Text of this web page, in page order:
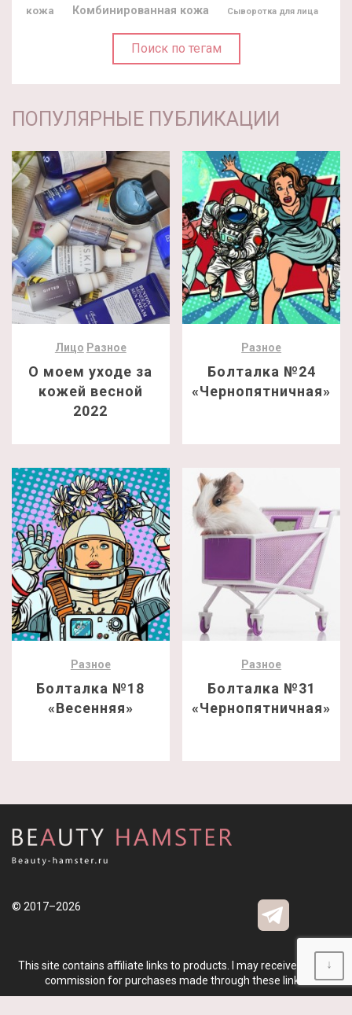
кожа
Комбинированная кожа Сыворотка для лица
Поиск по тегам
ПОПУЛЯРНЫЕ ПУБЛИКАЦИИ
Лицо Разное
О моем уходе за
кожей весной
2022
Разное
Болталка №24
«Чернопятничная»
Разное
Болталка №18
«Весенняя»
Разное
Болталка №31
«Чернопятничная»
© 2017–2026
This site contains affiliate links to products. I may receive a small
commission for purchases made through these links.
↓